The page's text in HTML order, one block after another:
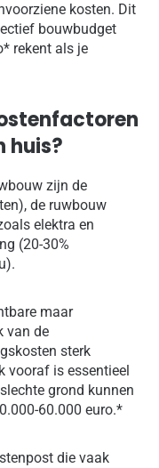
kosten. Dit
bouwbudget
rekent als je
huis?
zijn de
de ruwbouw
elektra en
(20-30%
maar
van de
sterk
vooraf is essentieel
grond kunnen
60.000 euro.*
die vaak